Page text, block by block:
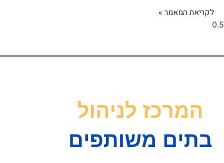
לקריאת המאמר »